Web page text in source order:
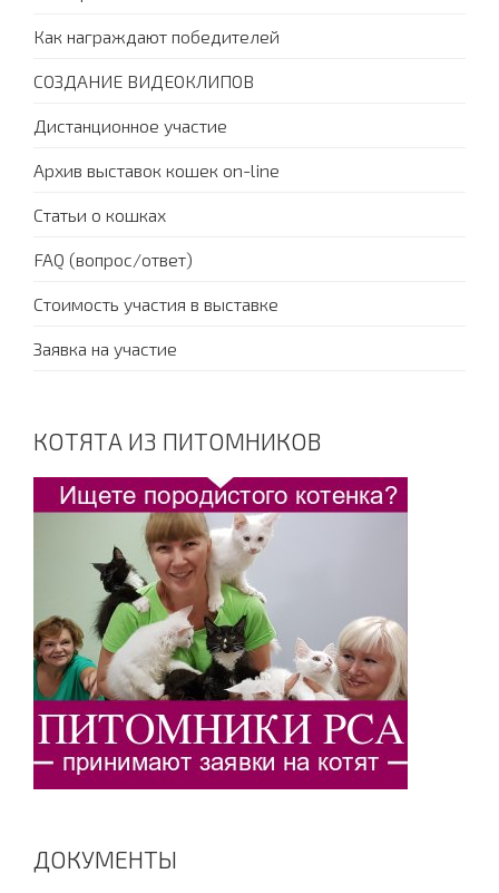
Как награждают победителей
СОЗДАНИЕ ВИДЕОКЛИПОВ
Дистанционное участие
Архив выставок кошек on-line
Статьи о кошках
FAQ (вопрос/ответ)
Стоимость участия в выставке
Заявка на участие
КОТЯТА ИЗ ПИТОМНИКОВ
ДОКУМЕНТЫ